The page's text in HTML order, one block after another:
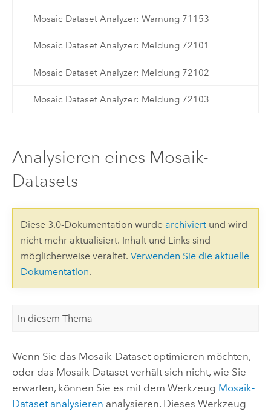
Mosaic Dataset Analyzer: Warnung 71153
Mosaic Dataset Analyzer: Meldung 72101
Mosaic Dataset Analyzer: Meldung 72102
Mosaic Dataset Analyzer: Meldung 72103
Analysieren eines Mosaik-
Datasets
Diese 3.0-Dokumentation wurde archiviertund wird
nicht mehr aktualisiert. Inhalt und Links sind
möglicherweise veraltet. Verwenden Sie die aktuelle
Dokumentation.
In diesem Thema
Wenn Sie das Mosaik-Dataset optimieren möchten,
oder das Mosaik-Dataset verhält sich nicht, wie Sie
erwarten, können Sie es mit dem Werkzeug Mosaik-
Dataset analysieren analysieren. Dieses Werkzeug